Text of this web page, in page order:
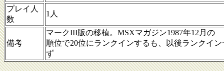
プレイ人
数
1人
備考
マークIII版の移植。MSXマガジン1987年12月の
順位で20位にランクインするも、以後ランクイン
ず